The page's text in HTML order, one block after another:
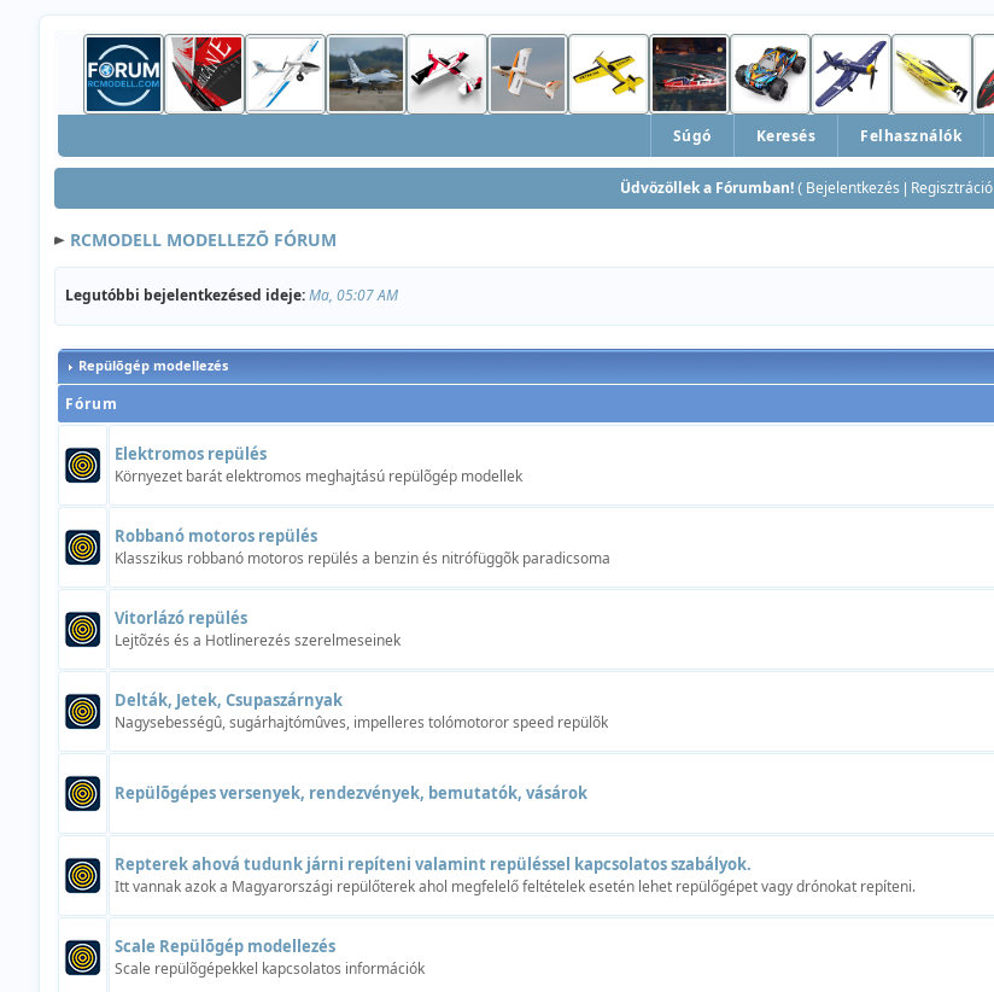
Súgó Keresés Felhasználók
Üdvözöllek a Fórumban! ( Bejelentkezés Regisztráció
RCMODELL MODELLEZÕ FÓRUM
Legutóbbi bejelentkezésed ideje:Ma, 05:07 AM
Repülõgép modellezés
Fórum
Elektromos repülés
Környezet barát elektromos meghajtású repülõgép modellek
Robbanó motoros repülés
Klasszikus robbanó motoros repülés a benzin és nitrófüggõk paradicsoma
Vitorlázó repülés
Lejtõzés és a Hotlinerezés szerelmeseinek
Delták, Jetek, Csupaszárnyak
Nagysebességû, sugárhajtómûves, impelleres tolómotoror speed repülõk
Repülõgépes versenyek, rendezvények, bemutatók, vásárok
Repterek ahová tudunk járni repíteni valamint repüléssel kapcsolatos szabályok.
Itt vannak azok a Magyarországi repülőterek ahol megfelelő feltételek esetén lehet repülőgépet vagy drónokat repíteni.
Scale Repülõgép modellezés
Scale repülõgépekkel kapcsolatos információk